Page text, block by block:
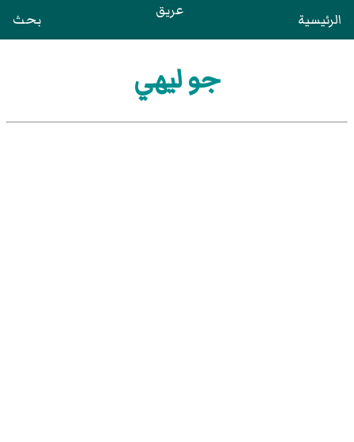
الرئيسية عريق بحث
جو ليهي